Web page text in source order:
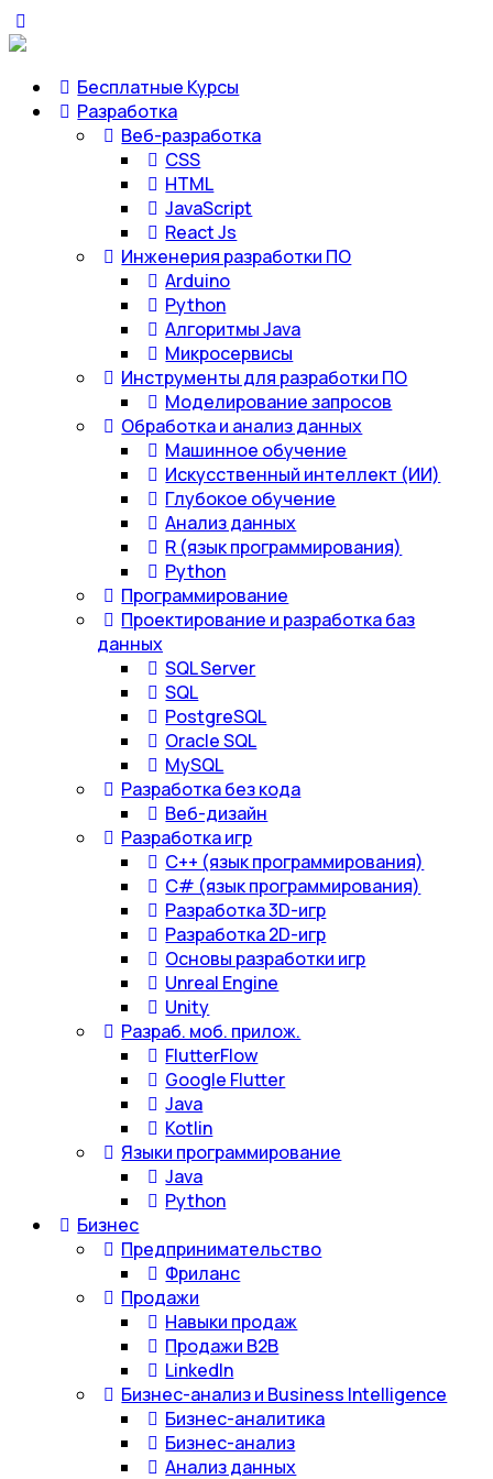
Бесплатные Курсы
Разработка
Веб-разработка
CSS
HTML
JavaScript
React Js
Инженерия разработки ПО
Arduino
Python
Алгоритмы Java
Микросервисы
Инструменты для разработки ПО
Моделирование запросов
Обработка и анализ данных
Машинное обучение
Искусственный интеллект (ИИ)
Глубокое обучение
Анализ данных
R (язык программирования)
Python
Программирование
Проектирование и разработка баз
данных
SQL Server
SQL
PostgreSQL
Oracle SQL
MySQL
Разработка без кода
Веб-дизайн
Разработка игр
С++ (язык программирования)
С# (язык программирования)
Разработка 3D-игр
Разработка 2D-игр
Основы разработки игр
Unreal Engine
Unity
Разраб. моб. прилож.
FlutterFlow
Google Flutter
Java
Kotlin
Языки программирование
Java
Python
Бизнес
Предпринимательство
Фриланс
Продажи
Навыки продаж
Продажи B2B
LinkedIn
Бизнес-анализ и Business Intelligence
Бизнес-аналитика
Бизнес-анализ
Анализ данных